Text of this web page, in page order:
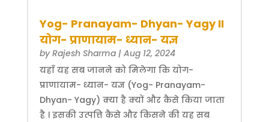
Yog- Pranayam- Dhyan- Yagy II
योग- प्राणायाम- ध्यान- यज्ञ
byRajesh Sharma| Aug 12, 2024
यहाँ यह सब जानने को मिलेगा कि योग-
प्राणायाम- ध्यान- यज्ञ (Yog- Pranayam-
Dhyan- Yagy) क्या है क्यों और कैसे किया जाता
है । इसकी उत्पत्ति कैसे और किसने की यह सब